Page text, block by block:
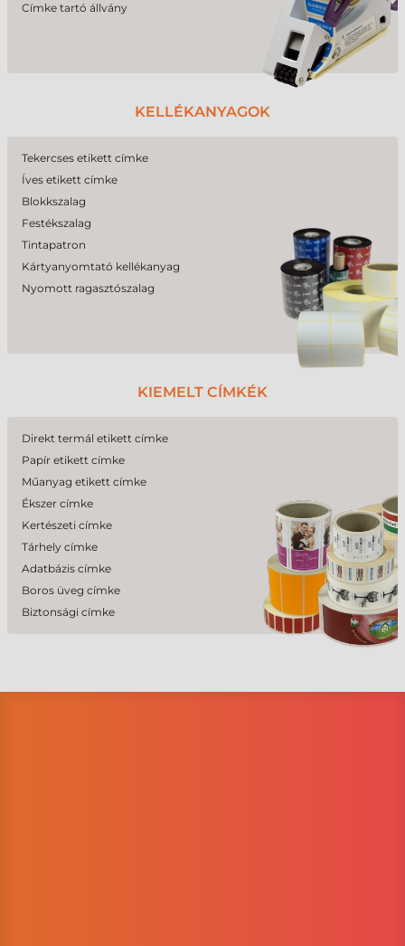
Címke tartó állvány
KELLÉKANYAGOK
Tekercses etikett címke
Íves etikett címke
Blokkszalag
Festékszalag
Tintapatron
Kártyanyomtató kellékanyag
Nyomott ragasztószalag
KIEMELT CÍMKÉK
Direkt termál etikett címke
Papír etikett címke
Műanyag etikett címke
Ékszer címke
Kertészeti címke
Tárhely címke
Adatbázis címke
Boros üveg címke
Biztonsági címke